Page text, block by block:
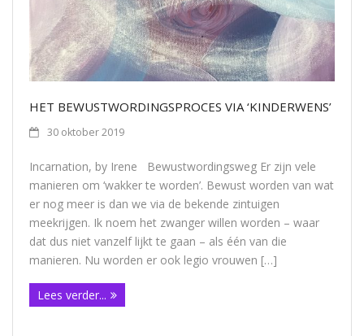
HET BEWUSTWORDINGSPROCES VIA ‘KINDERWENS’
30 oktober 2019
Incarnation, by Irene Bewustwordingsweg Er zijn vele
manieren om ‘wakker te worden’. Bewust worden van wat
er nog meer is dan we via de bekende zintuigen
meekrijgen. Ik noem het zwanger willen worden – waar
dat dus niet vanzelf lijkt te gaan – als één van die
manieren. Nu worden er ook legio vrouwen […]
Lees verder...